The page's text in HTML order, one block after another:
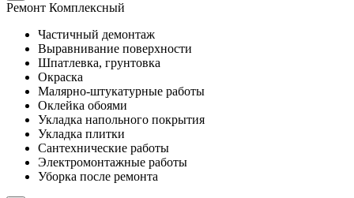
Ремонт Комплексный
Частичный демонтаж
Выравнивание поверхности
Шпатлевка, грунтовка
Окраска
Малярно-штукатурные работы
Оклейка обоями
Укладка напольного покрытия
Укладка плитки
Сантехнические работы
Электромонтажные работы
Уборка после ремонта